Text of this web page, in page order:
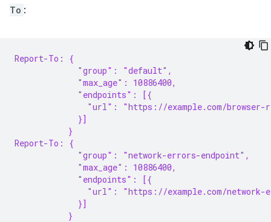
To :
Report-To: {
             "group": "default",
             "max_age": 10886400,
             "endpoints": [{
"url": "https://example.com/browser-
             }]
           }
Report-To: {
             "group": "network-errors-endpoint",
             "max_age": 10886400,
             "endpoints": [{
"url": "https://example.com/network-
             }]
           }